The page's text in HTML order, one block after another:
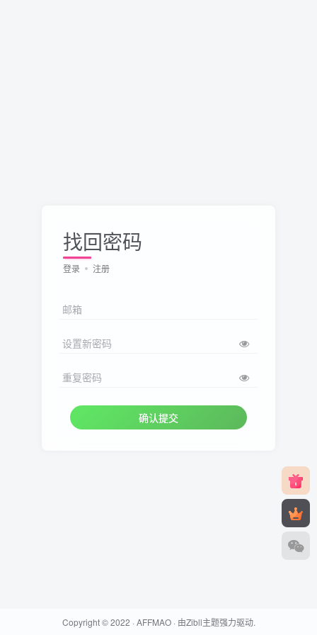
找回密码
登录 注册
邮箱
设置新密码
重复密码
确认提交
Copyright © 2022 · AFFMAO· 由Zibll主题强力驱动.